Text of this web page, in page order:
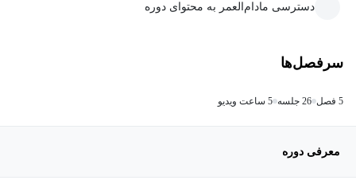
دسترسی مادام‌العمر به محتوای دوره
سرفصل‌ها
5 فصل 26 جلسه 5 ساعت ویدیو
معرفی دوره